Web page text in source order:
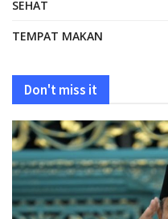
SEHAT
TEMPAT MAKAN
Don't miss it